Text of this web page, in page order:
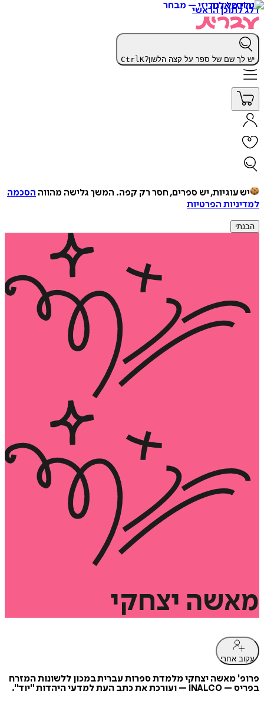
דלג לתוכן הראשי
יש לך שם של ספר על קצה הלשון? CtrlK
יש עוגיות, יש ספרים, חסר רק קפה. המשך גלישה מהווה הסכמה
למדיניות הפרטיות
הבנתי
מאשה יצחקי
עקוב אחרי
פרופ' מאשה יצחקי מלמדת ספרות עברית במכון ללשונות המזרח
בפריס – INALCO – ועורכת את כתב העת למדעי היהדות "יוד".